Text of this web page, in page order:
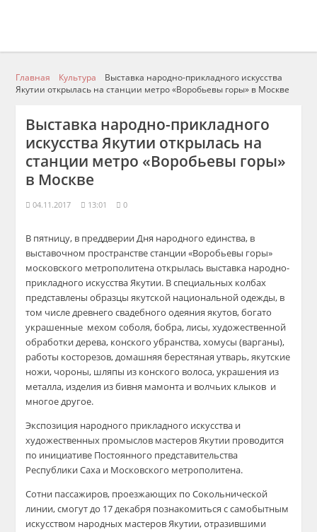
Главная Культура
Выставка народно-прикладного искусства
Якутии открылась на станции метро «Воробьевы горы» в Москве
Выставка народно-прикладного
искусства Якутии открылась на
станции метро «Воробьевы горы»
в Москве
04.11.2017 13:01 0
В пятницу, в преддверии Дня народного единства, в
выставочном пространстве станции «Воробьевы горы»
московского метрополитена открылась выставка народно-
прикладного искусства Якутии. В специальных колбах
представлены образцы якутской национальной одежды, в
том числе древнего свадебного одеяния якутов, богато
украшенные мехом соболя, бобра, лисы, художественной
обработки дерева, конского убранства, хомусы (варганы),
работы косторезов, домашняя берестяная утварь, якутские
ножи, чороны, шляпы из конского волоса, украшения из
металла, изделия из бивня мамонта и волчьих клыков и
многое другое.
Экспозиция народного прикладного искусства и
художественных промыслов мастеров Якутии проводится
по инициативе Постоянного представительства
Республики Саха и Московского метрополитена.
Сотни пассажиров, проезжающих по Сокольнической
линии, смогут до 17 декабря познакомиться с самобытным
искусством народных мастеров Якутии, отразившими